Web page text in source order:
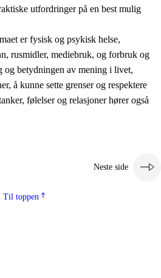
utfordringer på en best mulig
er fysisk og psykisk helse,
rusmidler, mediebruk, og forbruk og
betydningen av mening i livet,
å kunne sette grenser og respektere
følelser og relasjoner hører også
Neste side
Til toppen